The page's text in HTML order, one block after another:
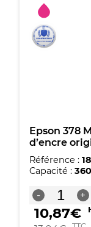
originale
Epson
378
-
Epson 378
d’encre
Référence :
Capacité :
-
quantité
de
Epson
+
10,87€